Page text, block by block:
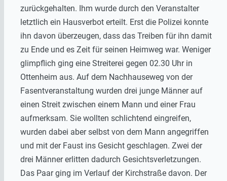
zurückgehalten. Ihm wurde durch den Veranstalter
letztlich ein Hausverbot erteilt. Erst die Polizei konnte
ihn davon überzeugen, dass das Treiben für ihn damit
zu Ende und es Zeit für seinen Heimweg war. Weniger
glimpflich ging eine Streiterei gegen 02.30 Uhr in
Ottenheim aus. Auf dem Nachhauseweg von der
Fasentveranstaltung wurden drei junge Männer auf
einen Streit zwischen einem Mann und einer Frau
aufmerksam. Sie wollten schlichtend eingreifen,
wurden dabei aber selbst von dem Mann angegriffen
und mit der Faust ins Gesicht geschlagen. Zwei der
drei Männer erlitten dadurch Gesichtsverletzungen.
Das Paar ging im Verlauf der Kirchstraße davon. Der